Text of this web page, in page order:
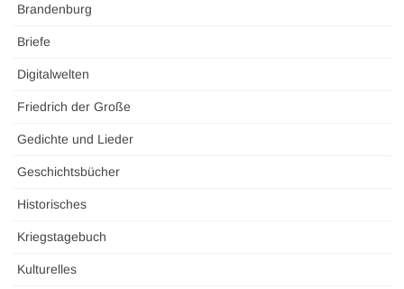
Brandenburg
Briefe
Digitalwelten
Friedrich der Große
Gedichte und Lieder
Geschichtsbücher
Historisches
Kriegstagebuch
Kulturelles